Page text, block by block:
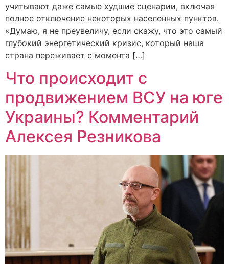
учитывают даже самые худшие сценарии, включая
полное отключение некоторых населенных пунктов.
«Думаю, я не преувеличу, если скажу, что это самый
глубокий энергетический кризис, который наша
страна переживает с момента […]
Что происходит с
продвижением ВСУ на юге
Украины? Комментарий
Алексея Резникова